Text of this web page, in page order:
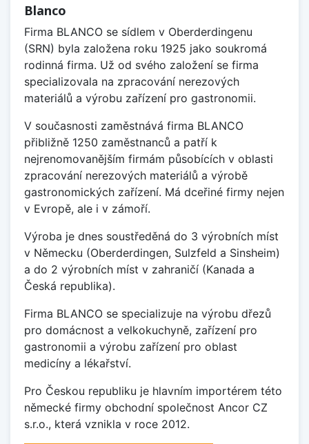
Blanco
Firma BLANCO se sídlem v Oberderdingenu
(SRN) byla založena roku 1925 jako soukromá
rodinná firma. Už od svého založení se firma
specializovala na zpracování nerezových
materiálů a výrobu zařízení pro gastronomii.
V současnosti zaměstnává firma BLANCO
přibližně 1250 zaměstnanců a patří k
nejrenomovanějším firmám působících v oblasti
zpracování nerezových materiálů a výrobě
gastronomických zařízení. Má dceřiné firmy nejen
v Evropě, ale i v zámoří.
Výroba je dnes soustředěná do 3 výrobních míst
v Německu (Oberderdingen, Sulzfeld a Sinsheim)
a do 2 výrobních míst v zahraničí (Kanada a
Česká republika).
Firma BLANCO se specializuje na výrobu dřezů
pro domácnost a velkokuchyně, zařízení pro
gastronomii a výrobu zařízení pro oblast
medicíny a lékařství.
Pro Českou republiku je hlavním importérem této
německé firmy obchodní společnost Ancor CZ
s.r.o., která vznikla v roce 2012.